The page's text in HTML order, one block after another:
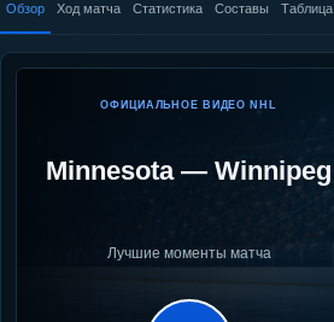
Обзор Ход матча Статистика Составы Таблица
ОФИЦИАЛЬНОЕ ВИДЕО NHL
Minnesota— Winnipeg
Лучшие моменты матча